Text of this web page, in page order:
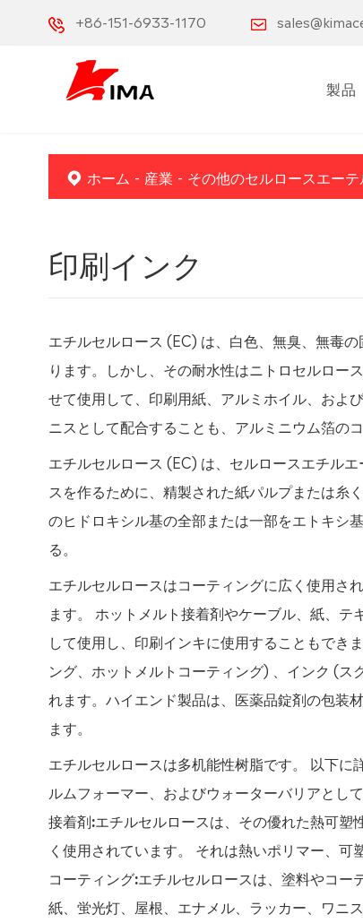
+86-151-6933-1170
製品
ホーム 産業 その他のセルロースエー
印刷インク
エチルセルロース (EC) は、白色、無臭、無毒
ります。しかし、その耐水性はニトロセルロー
せて使用して、印刷用紙、アルミホイル、およ
ニスとして配合することも、アルミニウム箔の
エチルセルロース (EC) は、セルロースエチル
スを作るために、精製された紙パルプまたは糸
のヒドロキシル基の全部または一部をエトキシ
る。
エチルセルロースはコーティングに広く使用さ
ます。 ホットメルト接着剤やケーブル、紙、
して使用し、印刷インキに使用することもでき
ング、ホットメルトコーティング) 、インク (
れます。ハイエンド製品は、医薬品錠剤の包装
ます。
エチルセルロースは多机能性树脂です。 以下
ルムフォーマー、およびウォーターバリアとして
接着剤:エチルセルロースは、その優れた熱可塑
く使用されています。 それは熱いポリマー、可
コーティング:エチルセルロースは、塗料やコー
紙、蛍光灯、屋根、エナメル、ラッカー、ワニ